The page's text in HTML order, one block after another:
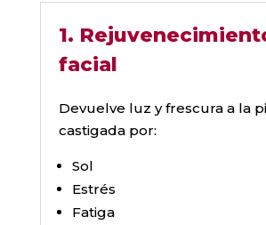
1.
facial
Devuelve luz y frescura a la
castigada por:
Sol
Estrés
Fatiga